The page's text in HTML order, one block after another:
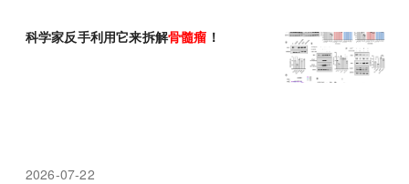
科学家反手利用它来拆解骨髓瘤 ！
2026-07-22